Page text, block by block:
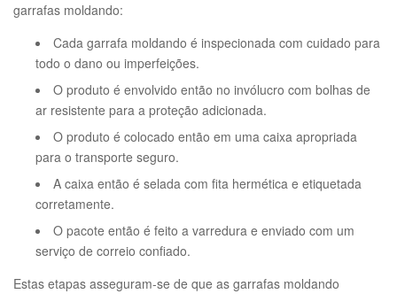
garrafas moldando:
Cada garrafa moldando é inspecionada com cuidado para
todo o dano ou imperfeições.
O produto é envolvido então no invólucro com bolhas de
ar resistente para a proteção adicionada.
O produto é colocado então em uma caixa apropriada
para o transporte seguro.
A caixa então é selada com fita hermética e etiquetada
corretamente.
O pacote então é feito a varredura e enviado com um
serviço de correio confiado.
Estas etapas asseguram-se de que as garrafas moldando